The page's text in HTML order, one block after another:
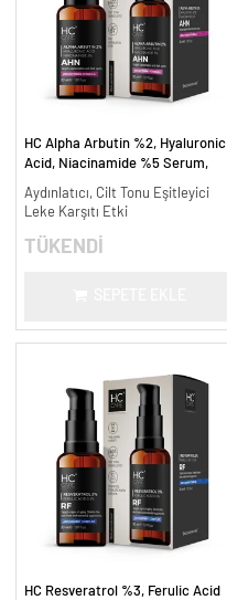
HC Alpha Arbutin %2, Hyaluronic
Acid, Niacinamide %5 Serum,
ml.
Aydınlatıcı, Cilt Tonu Eşitleyici
Leke Karşıtı Etki
TÜKENDİ
HC Resveratrol %3, Ferulic Acid